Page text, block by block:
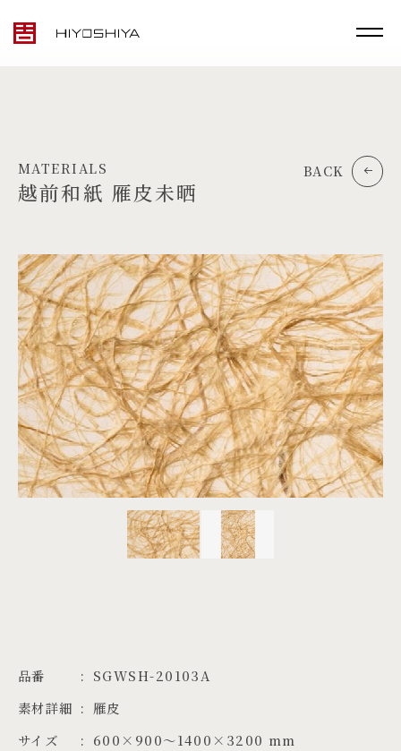
TOP
MATERIALS
PRODUCTS
ARTWORK
PROJECTS
ZH
MATERIALS
越前和紙 雁皮未晒
BACK
品番
SGWSH-20103A
素材詳細
雁皮
サイズ
600×900～1400×3200 mm